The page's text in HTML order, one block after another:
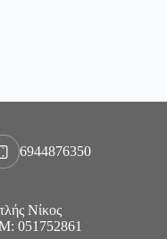
6944876350
Νίκος
051752861